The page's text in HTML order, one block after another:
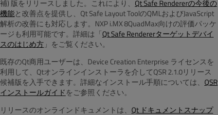
補) 版をリリースしました。これにより、 Qt Safe Rendererの今後の
機能と改善点を提供し、Qt Safe Layout ToolのQMLおよびJavaScript
解析の改善にも対応します。NXP i.MX 8QuadMax向けの評価パッケ
ージも利用可能です。詳細は「Qt Safe Rendererターゲットデバイ
スのはじめ方 」をご覧ください。
既存のQt商用ユーザーは、 Device Creation Enterprise ライセンスを
利用して、Qtオンラインインストーラを介してQSR 2.1.0リリース
候補版を入手できます。詳細なインストール手順については、 QSR
インストールガイドをご参照ください。
リリースのオンラインドキュメントは、 Qt ドキュメントスナップ